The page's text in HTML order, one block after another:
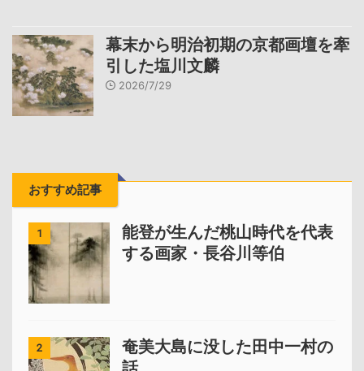
幕末から明治初期の京都画壇を牽
引した塩川文麟
2026/7/29
おすすめ記事
1
能登が生んだ桃山時代を代表
する画家・長谷川等伯
2
奄美大島に没した田中一村の